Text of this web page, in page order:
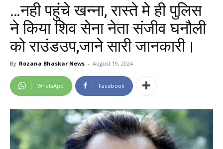
…नही पहुंचे खन्ना, रास्ते मे ही पुलिस
ने किया शिव सेना नेता संजीव घनौली
को राउंडउप,जाने सारी जानकारी।
By Rozana Bhaskar News - August 19, 2024
WhatsApp Facebook